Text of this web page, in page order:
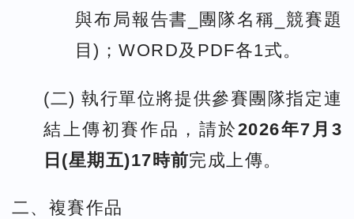
與布局報告書_團隊名稱_競賽題
目)；WORD及PDF各1式。
(二) 執行單位將提供參賽團隊指定連
結上傳初賽作品，請於2026年7月3
日(星期五)17時前完成上傳。
二、複賽作品